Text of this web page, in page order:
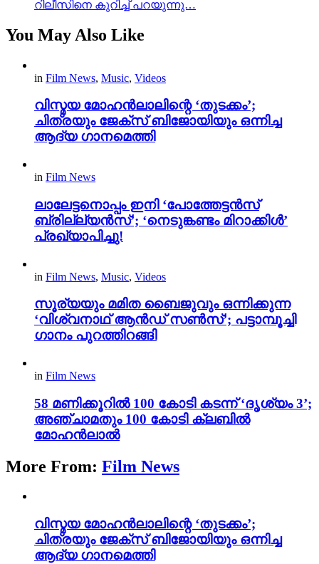
റിലീസിനെ കുറിച്ച് പറയുന്നു…
You May Also Like
in Film News, Music, Videos
വിസ്മയ മോഹൻലാലിന്റെ ‘തുടക്കം’;
ചിത്രയും ജേക്സ് ബിജോയിയും ഒന്നിച്ച
ആദ്യ ഗാനമെത്തി
in Film News
ലാലേട്ടനൊപ്പം ഇനി ‘പോത്തേട്ടൻസ്
ബ്രില്ല്യൻസ്’; ‘നെടുങ്കണ്ടം മിറാക്കിൾ’
പ്രഖ്യാപിച്ചു!
in Film News, Music, Videos
സൂര്യയും മമിത ബൈജുവും ഒന്നിക്കുന്ന
‘വിശ്വനാഥ് ആൻഡ് സൺസ്’; പട്ടാമ്പൂച്ചി
ഗാനം പുറത്തിറങ്ങി
in Film News
58 മണിക്കൂറിൽ 100 കോടി കടന്ന് ‘ദൃശ്യം 3’;
അഞ്ചാമതും 100 കോടി ക്ലബിൽ
മോഹൻലാൽ
More From: Film News
വിസ്മയ മോഹൻലാലിന്റെ ‘തുടക്കം’;
ചിത്രയും ജേക്സ് ബിജോയിയും ഒന്നിച്ച
ആദ്യ ഗാനമെത്തി